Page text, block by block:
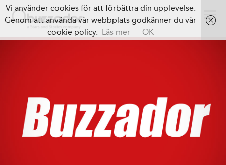
Vi använder cookies för att förbättra din upplevelse.
Genom att använda vår webbplats godkänner du vår
cookie policy. Läs mer OK